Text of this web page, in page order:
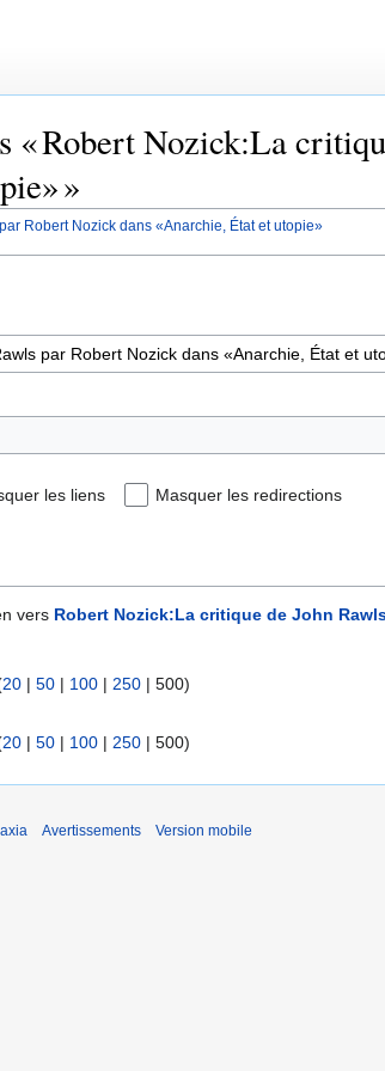
« Robert Nozick:La
»
Robert Nozick dans «Anarchie, État et utopie»
les liens Masquer les redirections
vers Robert Nozick:La critique de John
20 | 50 | 100 | 250 | 500)
20 | 50 | 100 | 250 | 500)
Avertissements Version mobile